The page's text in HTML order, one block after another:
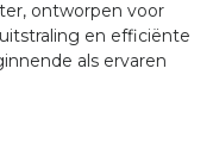
ontworpen voor
en efficiënte
als ervaren